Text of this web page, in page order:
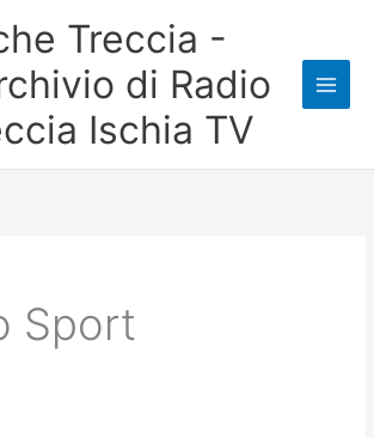
Treccia -
di Radio
Ischia TV
Sport